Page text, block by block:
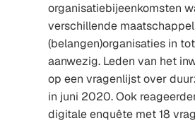
organisatiebijeenkomsten
verschillende
(belangen)organisaties in
aanwezig. Leden van het
op een vragenlijst over
in juni 2020. Ook
digitale enquête met 18